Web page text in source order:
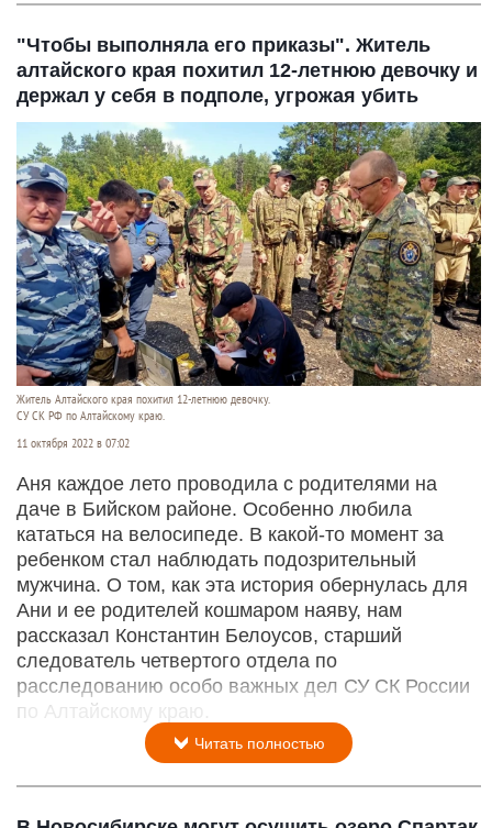
"Чтобы выполняла его приказы". Житель
алтайского края похитил 12-летнюю девочку и
держал у себя в подполе, угрожая убить
Житель Алтайского края похитил 12-летнюю девочку.
СУ СК РФ по Алтайскому краю.
11 октября 2022 в 07:02
Аня каждое лето проводила с родителями на
даче в Бийском районе. Особенно любила
кататься на велосипеде. В какой-то момент за
ребенком стал наблюдать подозрительный
мужчина. О том, как эта история обернулась для
Ани и ее родителей кошмаром наяву, нам
рассказал Константин Белоусов, старший
следователь четвертого отдела по
расследованию особо важных дел СУ СК России
по Алтайскому краю.
Читать полностью